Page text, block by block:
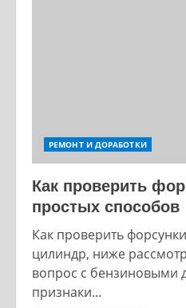
РЕМОНТ И ДОРАБОТКИ
Как проверить
простых способов
Как проверить
цилиндр, ниже
вопрос с бензиновыми
признаки...